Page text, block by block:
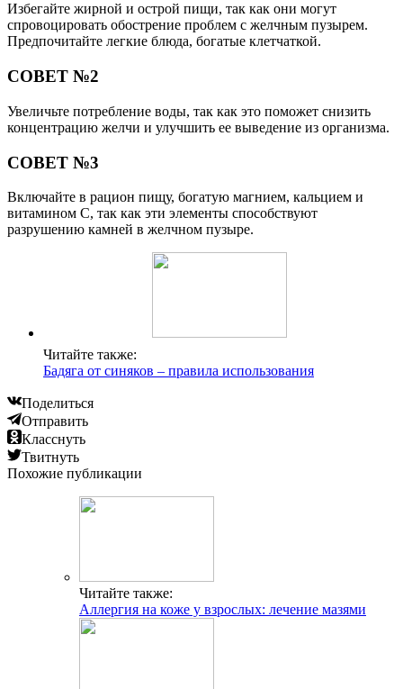
Избегайте жирной и острой пищи, так как они могут
спровоцировать обострение проблем с желчным пузырем.
Предпочитайте легкие блюда, богатые клетчаткой.
СОВЕТ №2
Увеличьте потребление воды, так как это поможет снизить
концентрацию желчи и улучшить ее выведение из организма.
СОВЕТ №3
Включайте в рацион пищу, богатую магнием, кальцием и
витамином С, так как эти элементы способствуют
разрушению камней в желчном пузыре.
Читайте также:
Бадяга от синяков – правила использования
Поделиться
Отправить
Класснуть
Твитнуть
Похожие публикации
Читайте также:
Аллергия на коже у взрослых: лечение мазями